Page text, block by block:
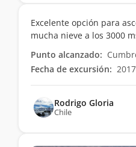
Excelente opción para
mucha nieve a los 3000
Punto alcanzado:
Fecha de excursión:
Rodrigo Gloria
Chile